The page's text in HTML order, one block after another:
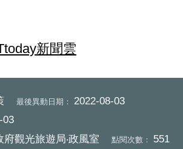
新聞雲
最後異動日期：2022-08-03
03
府觀光旅遊局‧政風室 點閱次數： 551